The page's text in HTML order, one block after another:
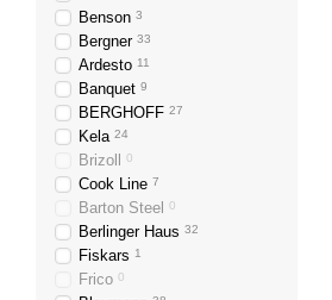
Benson 3
Bergner 33
Ardesto 11
Banquet 9
BERGHOFF 27
Kela 24
Brizoll 0
Cook Line 7
Barton Steel 0
Berlinger Haus 32
Fiskars 1
Frico 0